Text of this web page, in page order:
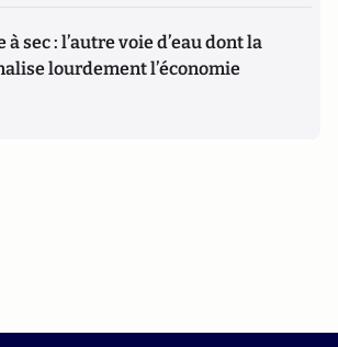
à sec : l’autre voie d’eau dont la
lourdement l’économie